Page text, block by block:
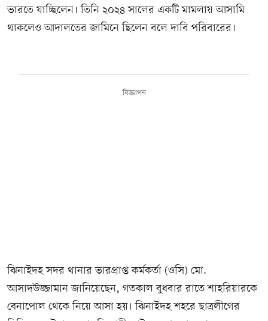
ভারতে যাচ্ছিলেন। তিনি ২০২৪ সালের একটি মামলায় আসামি
থাকলেও আদালতের জামিনে ছিলেন বলে দাবি পরিবারের।
বিজ্ঞাপন
ঝিনাইদহ সদর থানার ভারপ্রাপ্ত কর্মকর্তা (ওসি) মো.
আসাদউজ্জামান জানিয়েছেন, গতকাল বুধবার রাতে শাহরিয়ারকে
বেনাপোল থেকে নিয়ে আসা হয়। ঝিনাইদহ শহরে ছাত্রলীগের